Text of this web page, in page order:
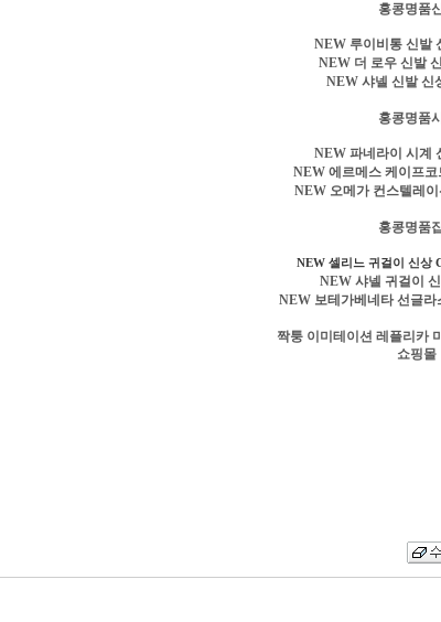
홍콩명품
NEW 루이비통 신발
NEW 더 로우 신발
NEW 샤넬 신발 신
홍콩명품
NEW 파네라이 시계
NEW 에르메스 케이프코
NEW 오메가 컨스텔레이
홍콩명품
NEW 셀리느 귀걸이 신상
NEW 샤넬 귀걸이
NEW 보테가베네타 선글라
짝퉁 이미테이션 레플리카
쇼핑몰